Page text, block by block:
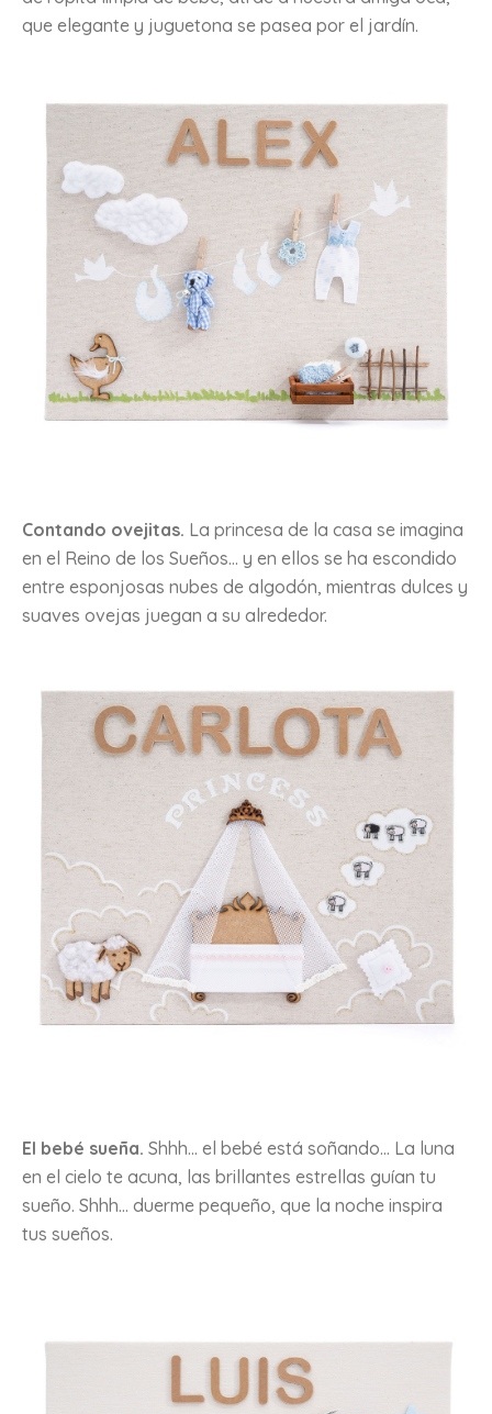
que elegante y juguetona se pasea por el jardín.
Contando ovejitas. La princesa de la casa se imagina
en el Reino de los Sueños… y en ellos se ha escondido
entre esponjosas nubes de algodón, mientras dulces y
suaves ovejas juegan a su alrededor.
El bebé sueña. Shhh… el bebé está soñando… La luna
en el cielo te acuna, las brillantes estrellas guían tu
sueño. Shhh… duerme pequeño, que la noche inspira
tus sueños.